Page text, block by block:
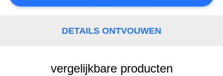
POLICY
DETAILS ONTVOUWEN
vergelijkbare producten